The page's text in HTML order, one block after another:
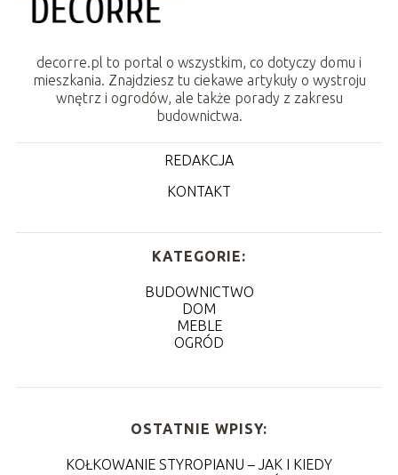
decorre.pl to portal o wszystkim, co dotyczy domu i
mieszkania. Znajdziesz tu ciekawe artykuły o wystroju
wnętrz i ogrodów, ale także porady z zakresu
budownictwa.
REDAKCJA
KONTAKT
KATEGORIE:
BUDOWNICTWO
DOM
MEBLE
OGRÓD
OSTATNIE WPISY:
KOŁKOWANIE STYROPIANU – JAK I KIEDY